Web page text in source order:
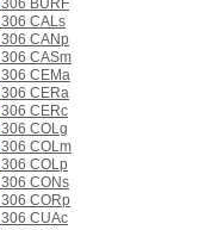
306 BURF
306 CALs
306 CANp
306 CASm
306 CEMa
306 CERa
306 CERc
306 COLg
306 COLm
306 COLp
306 CONs
306 CORp
306 CUAc